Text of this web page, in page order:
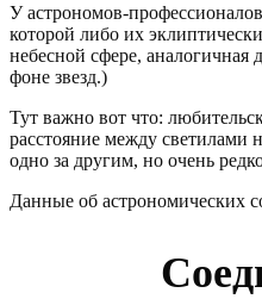
У астрономов-
которой либо их
небесной сфере,
фоне звезд.)
Тут важно вот что:
расстояние между светилами
одно за другим, но очень
Данные об астрономических